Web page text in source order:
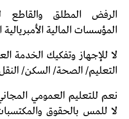
الرفض المطلق والقاطع
المؤسسات المالية
لا للإجهاز وتفكيك الخدمة
التعليم/ الصحة/ السكن/
نعم للتعليم العمومي
لا للمس بالحقوق